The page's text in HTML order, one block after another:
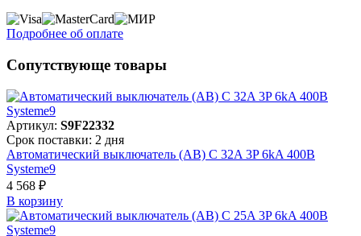
Подробнее об оплате
Сопутствующе товары
Артикул: S9F22332
Срок поставки: 2 дня
Автоматический выключатель (АВ) C 32A 3P 6kA 400В
Systeme9
4 568 ₽
В корзинy